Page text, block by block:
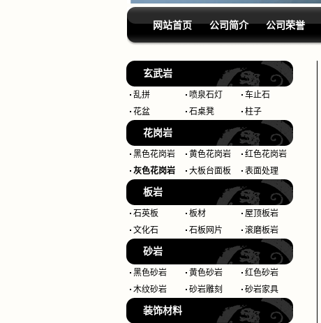
网站首页 公司简介 公司荣誉
玄武岩
乱拼 喷泉石灯
车止石
花盆
石桌凳 柱子
花岗岩
黑色花岗岩 黄色花岗岩
红色花岗岩
灰色花岗岩
大板台面板 表面处理
板岩
石英板 板材
屋顶板岩
文化石
石板网片 滚磨板岩
砂岩
黑色砂岩 黄色砂岩
红色砂岩
木纹砂岩
砂岩雕刻 砂岩家具
装饰材料